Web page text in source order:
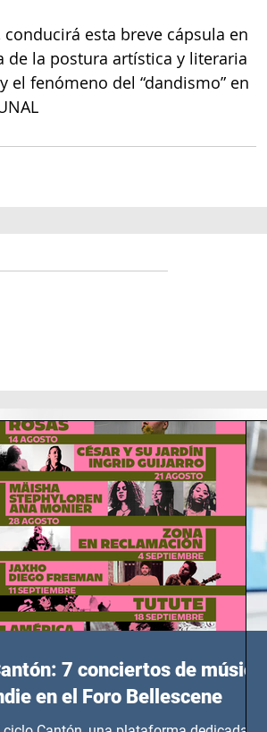
esta breve cápsula en
de la postura artística y literaria
fenómeno del “dandismo” en
7 conciertos de música
en el Foro Bellescene